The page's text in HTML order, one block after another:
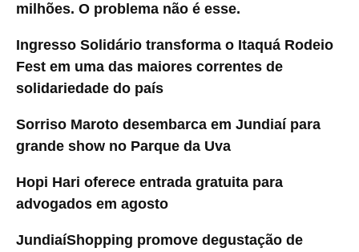
milhões. O problema não é esse.
Ingresso Solidário transforma o Itaquá Rodeio
Fest em uma das maiores correntes de
solidariedade do país
Sorriso Maroto desembarca em Jundiaí para
grande show no Parque da Uva
Hopi Hari oferece entrada gratuita para
advogados em agosto
JundiaíShopping promove degustação de